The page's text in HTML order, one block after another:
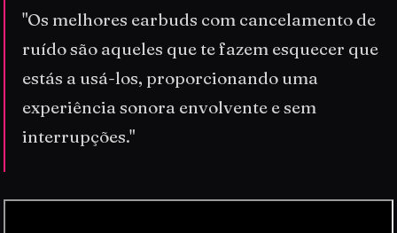
"Os melhores earbuds com cancelamento de
ruído são aqueles que te fazem esquecer que
estás a usá-los, proporcionando uma
experiência sonora envolvente e sem
interrupções."